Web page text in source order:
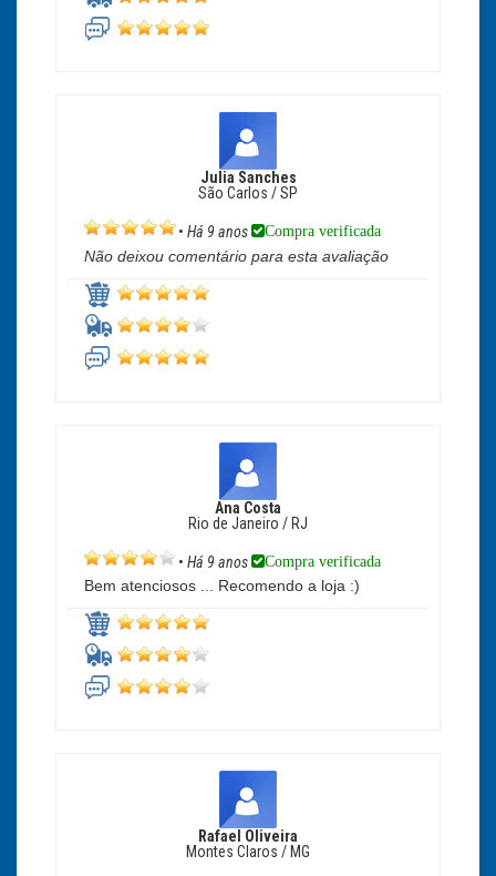
Julia Sanches
São Carlos / SP
• Há 9 anos Compra verificada
Não deixou comentário para esta avaliação
Ana Costa
Rio de Janeiro / RJ
• Há 9 anos Compra verificada
Bem atenciosos ... Recomendo a loja :)
Rafael Oliveira
Montes Claros / MG